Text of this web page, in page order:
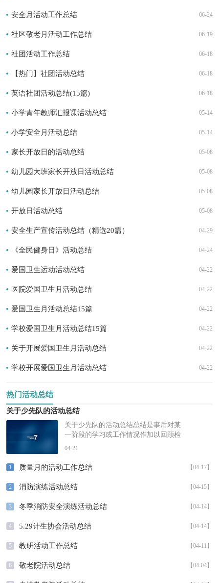
06-24
安全月活动工作总结
06-19
社区敬老月活动工作总结
06-18
社团活动工作总结
06-18
【热门】社团活动总结
06-18
英语社团活动总结(15篇)
05-14
小学青年教师汇报课活动总结
05-14
小学安全月活动总结
05-08
家长开放日的活动总结
05-08
幼儿园大班家长开放日活动总结
05-08
幼儿园家长开放日活动总结
05-08
开放日活动总结
04-29
安全生产宣传活动总结（精选20篇）
04-24
《全民健身日》活动总结
04-22
爱国卫生运动活动总结
04-22
医院爱国卫生月活动总结
04-22
爱国卫生月活动总结15篇
04-22
学校爱国卫生月活动总结15篇
04-22
关于开展爱国卫生月活动总结
04-22
学校开展爱国卫生月活动总结
热门活动总结
关于少先队的活动总结
关于少先队的活动总结总结是事后对某
一阶段的学习或工作情况作加以回顾检
查并分析评价的书面材料，它有助于我
04-21
1 【04-17】
质量月的活动工作总结
2 【04-15】
消防演练活动总结
3 【04-14】
冬季消防安全演练活动总结
4 【04-14】
5.29计生协会活动总结
5 【04-11】
教研活动工作总结
6 【04-04】
敬老院活动总结